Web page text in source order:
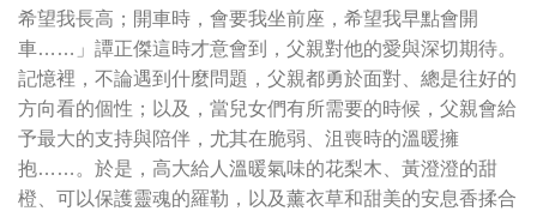
希望我長高；開車時，會要我坐前座，希望我早點會開
車……」譚正傑這時才意會到，父親對他的愛與深切期待。
記憶裡，不論遇到什麼問題，父親都勇於面對、總是往好的
方向看的個性；以及，當兒女們有所需要的時候，父親會給
予最大的支持與陪伴，尤其在脆弱、沮喪時的溫暖擁
抱……。於是，高大給人溫暖氣味的花梨木、黃澄澄的甜
橙、可以保護靈魂的羅勒，以及薰衣草和甜美的安息香揉合